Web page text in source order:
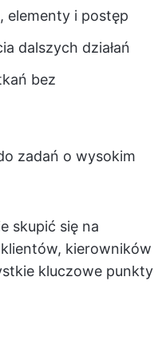
elementy i postęp
dalszych działań
bez
zadań o wysokim
skupić się na
kierowników
kluczowe punkty